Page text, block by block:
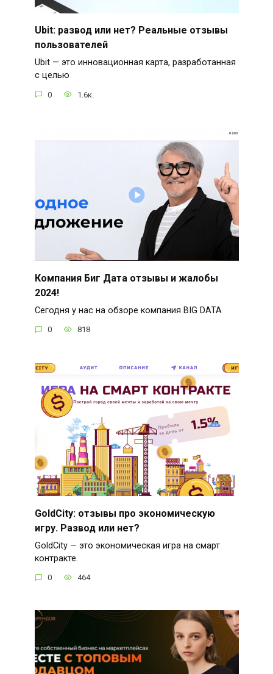
Ubit: развод или нет? Реальные отзывы
пользователей
Ubit — это инновационная карта, разработанная
с целью
0 1.6к.
Компания Биг Дата отзывы и жалобы
2024!
Сегодня у нас на обзоре компания BIG DATA
0 818
GoldCity: отзывы про экономическую
игру. Развод или нет?
GoldCity — это экономическая игра на смарт
контракте.
0 464